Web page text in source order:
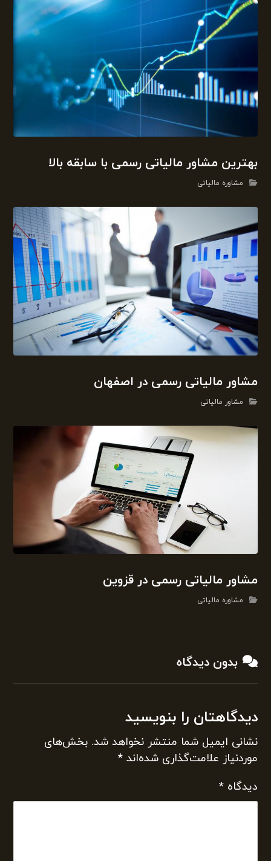
بهترین مشاور مالیاتی رسمی با سابقه بالا
مشاوره مالیاتی
مشاور مالیاتی رسمی در اصفهان
مشاور مالیاتی
مشاور مالیاتی رسمی در قزوین
مشاوره مالیاتی
بدون دیدگاه
دیدگاهتان را بنویسید
نشانی ایمیل شما منتشر نخواهد شد. بخش‌های
موردنیاز علامت‌گذاری شده‌اند*
دیدگاه*